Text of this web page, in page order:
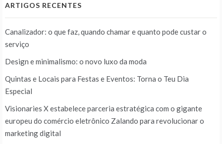
ARTIGOS RECENTES
Canalizador: o que faz, quando chamar e quanto pode custar o
serviço
Design e minimalismo: o novo luxo da moda
Quintas e Locais para Festas e Eventos: Torna o Teu Dia
Especial
Visionaries X estabelece parceria estratégica com o gigante
europeu do comércio eletrônico Zalando para revolucionar o
marketing digital